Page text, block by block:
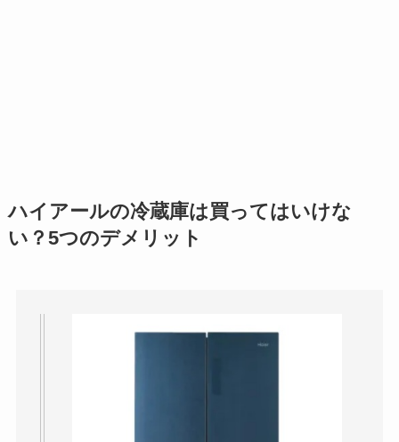
ハイアールの冷蔵庫は買ってはいけな
い？5つのデメリット